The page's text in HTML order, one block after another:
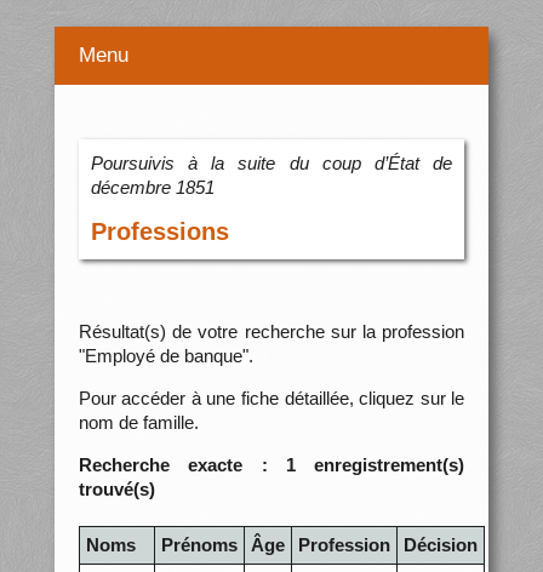
Menu
Poursuivis à la suite du coup d’État de
décembre 1851
Professions
Résultat(s) de votre recherche sur la profession
"Employé de banque".
Pour accéder à une fiche détaillée, cliquez sur le
nom de famille.
Recherche exacte : 1 enregistrement(s)
trouvé(s)
Noms Prénoms Âge Profession Décision